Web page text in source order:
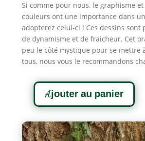
Si comme pour nous, le graphisme
couleurs ont une importance dans
adopterez celui-ci ! Ces dessins sont
de dynamisme et de fraicheur. Cet
peu le côté mystique pour se mettre
tous, nous vous le recommandons
quantité
L'Oracle
du
Ajouter au panier
A
t
e
r